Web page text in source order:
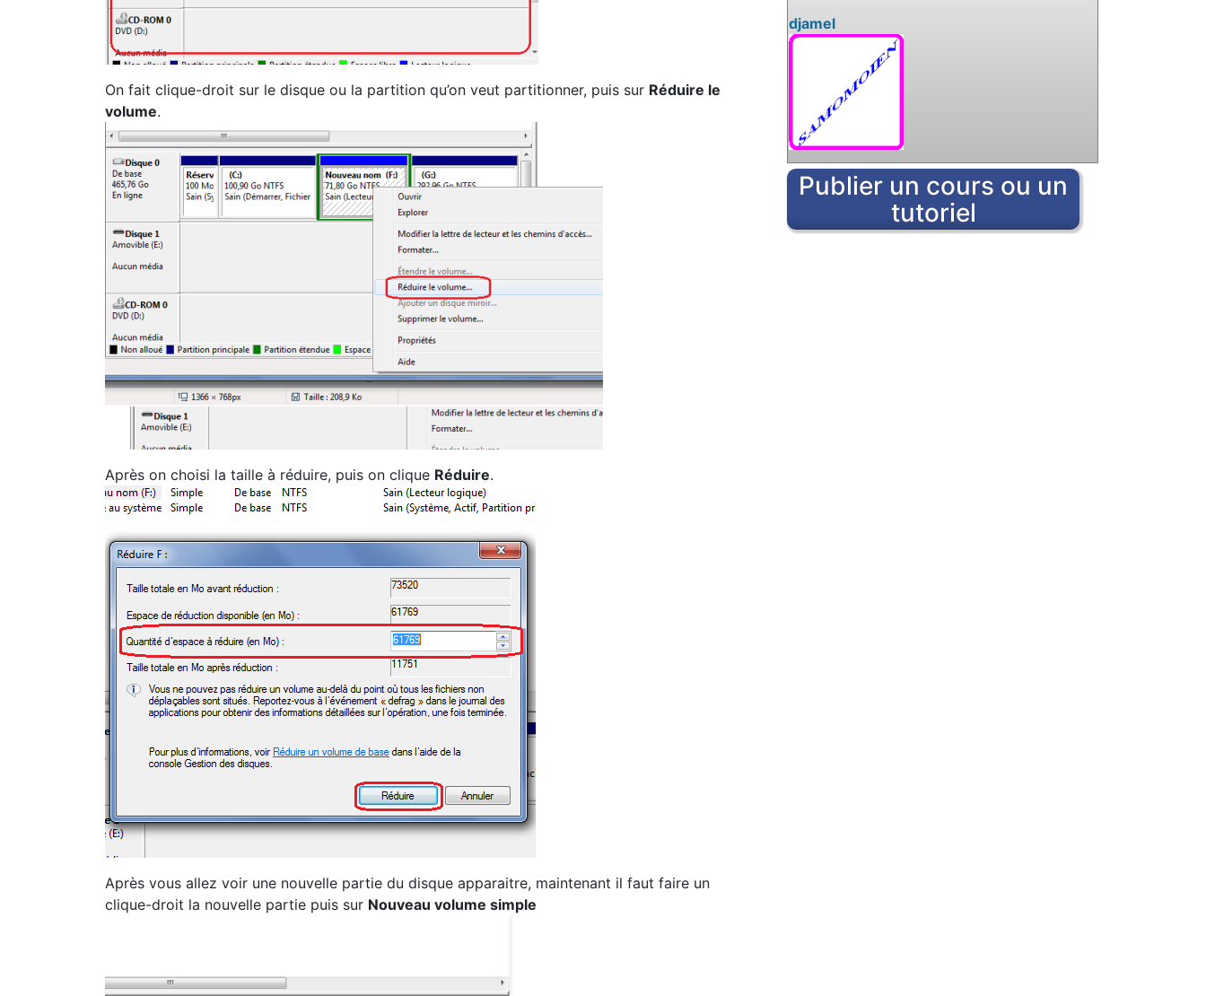
On fait clique-droit sur le disque ou la partition qu’on veut partitionner, puis sur Réduire le
volume.
Après on choisi la taille à réduire, puis on clique Réduire.
Après vous allez voir une nouvelle partie du disque apparaitre, maintenant il faut faire un
clique-droit la nouvelle partie puis sur Nouveau volume simple
de rédiger des textes à plusieurs.
djamel
Publier un cours ou un
tutoriel